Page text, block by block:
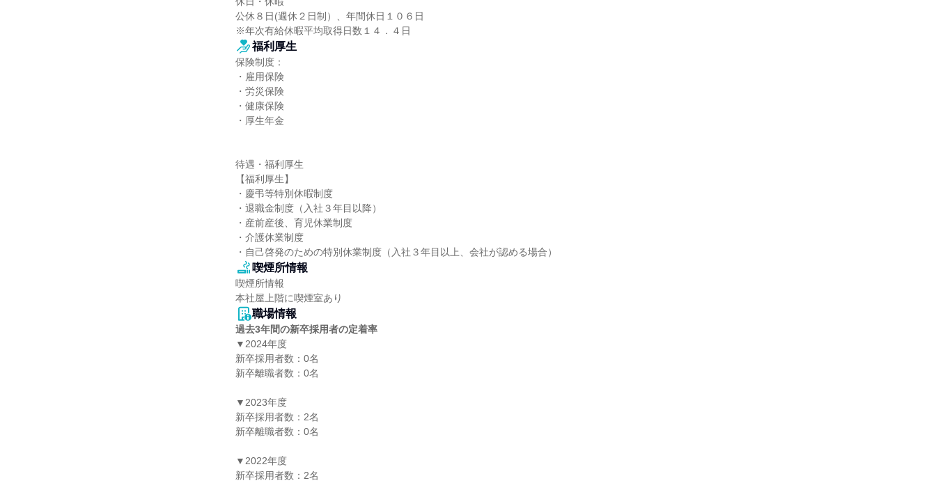
公休８日(週休２日制）、年間休日１０６日
※年次有給休暇平均取得日数１４．４日
福利厚生
保険制度：
・雇用保険
・労災保険
・健康保険
・厚生年金
待遇・福利厚生
【福利厚生】
・慶弔等特別休暇制度
・退職金制度（入社３年目以降）
・産前産後、育児休業制度
・介護休業制度
・自己啓発のための特別休業制度（入社３年目以上、会社が認める場合）
喫煙所情報
喫煙所情報
本社屋上階に喫煙室あり
職場情報
過去3年間の新卒採用者の定着率
▼2024年度
新卒採用者数：0名
新卒離職者数：0名
▼2023年度
新卒採用者数：2名
新卒離職者数：0名
▼2022年度
新卒採用者数：2名